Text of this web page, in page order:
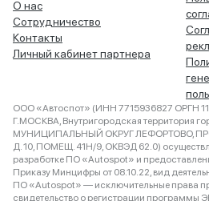
О нас
Сотрудничество
Контакты
Личный кабинет партнера
ООО «Автоспот» (ИНН 7715936827 ОРГН
Г.МОСКВА, Внутригородская территория
МУНИЦИПАЛЬНЫЙ ОКРУГ ЛЕФОРТОВО,
Д. 10, ПОМЕЩ. 41Н/9, ОКВЭД 62.0)
разработке ПО «Autospot» и
Приказу Минцифры от 08.10.22, вид
ПО «Autospot» — исключительные права
свидетельство о регистрации программы